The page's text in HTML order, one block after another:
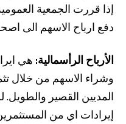
إذا قررت الجمعية
دفع ارباح الاسهم الى
الأرباح الرأسمالية: هي
وشراء الاسهم من خلال
المديين القصير
إيرادات اي من